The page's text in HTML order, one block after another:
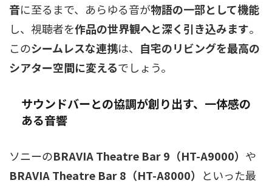
音に至るまで、あらゆる音が物語の一部として機能
し、視聴者を作品の世界観へと深く引き込みます。
このシームレスな連携は、 自宅のリビングを最高の
シアター空間に変えるでしょう。
サウンドバーとの協調が創り出す、一体感の
ある音響
ソニーのBRAVIA Theatre Bar 9（HT-A9000） や
BRAVIA Theatre Bar 8（HT-A8000） といった最